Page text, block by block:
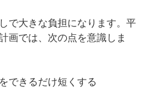
で大きな負担になります。平
画では、次の点を意識しま
できるだけ短くする